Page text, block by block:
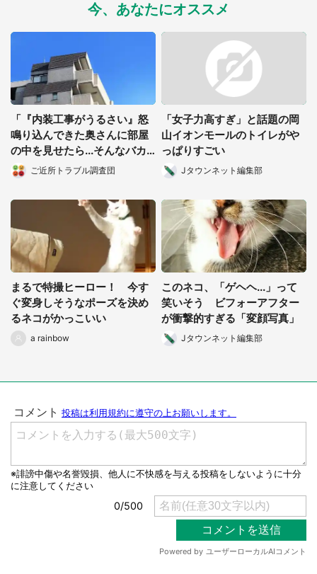
選択する
今、あなたにオススメ
「『内装工事がうるさい』怒
鳴り込んできた奥さんに部屋
の中を見せたら...そんなバカ
な！」（都道府県・年齢不
明）
ご近所トラブル調査団
「女子力高すぎ」と話題の岡
山イオンモールのトイレがや
っぱりすごい
Jタウンネット編集部
まるで特撮ヒーロー！ 今す
ぐ変身しそうなポーズを決め
るネコがかっこいい
a rainbow
このネコ、「ゲヘヘ...」って
笑いそう ビフォーアフター
が衝撃的すぎる「変顔写真」
Jタウンネット編集部